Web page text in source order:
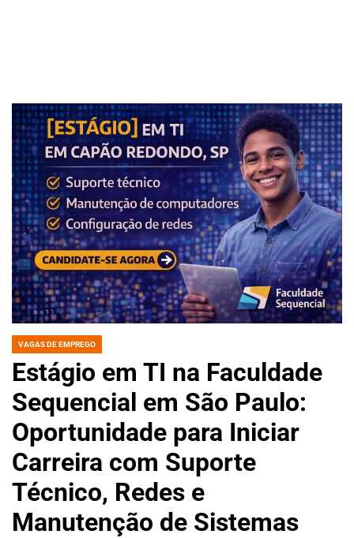
POSTED
VAGAS DE EMPREGO
Estágio em TI na Faculdade
Sequencial em São Paulo:
Oportunidade para Iniciar
Carreira com Suporte
Técnico, Redes e
Manutenção de Sistemas